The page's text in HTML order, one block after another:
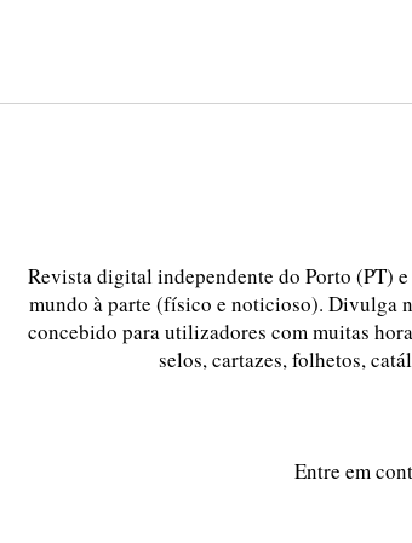
Revista digital independente do Porto (PT)
mundo à parte (físico e noticioso). Divulga
concebido para utilizadores com muitas
selos, cartazes, folhetos,
Entre em